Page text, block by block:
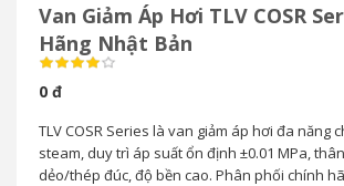
Van Giảm Áp Hơi TLV COSR
Hãng Nhật Bản
0 đ
TLV COSR Series là van giảm áp hơi đa năng
steam, duy trì áp suất ổn định ±0.01 MPa,
dẻo/thép đúc, độ bền cao. Phân phối chính